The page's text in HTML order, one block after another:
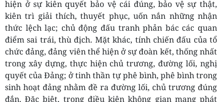
hiện ở sự kiên quyết bảo vệ cái đúng, bảo vệ sự thật,
kiên trì giải thích, thuyết phục, uốn nắn những nhận
thức lệch lạc; chủ động đấu tranh phản bác các quan
điểm sai trái, thù địch. Mặt khác, tính chiến đấu của tổ
chức đảng, đảng viên thể hiện ở sự đoàn kết, thống nhất
trong xây dựng, thực hiện chủ trương, đường lối, nghị
quyết của Đảng; ở tinh thần tự phê bình, phê bình trong
sinh hoạt đảng nhằm đề ra đường lối, chủ trương đúng
đắn. Đặc biệt, trong điều kiện không gian mạng phát